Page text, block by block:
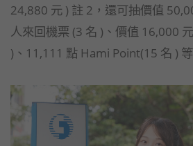
24,880 元 ) 註 2，還可抽價值
人來回機票 (3 名 )、價值 16,000
)、11,111 點 Hami Point(15 名 )